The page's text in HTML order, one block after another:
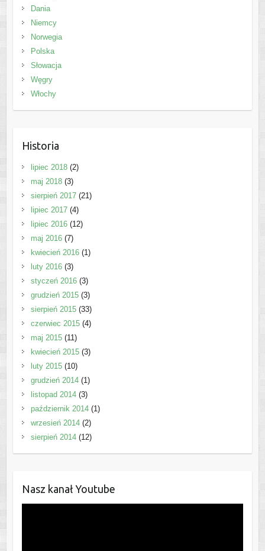
Dania
Niemcy
Norwegia
Polska
Słowacja
Węgry
Włochy
Historia
lipiec 2018(2)
maj 2018(3)
sierpień 2017(21)
lipiec 2017(4)
lipiec 2016(12)
maj 2016(7)
kwiecień 2016(1)
luty 2016(3)
styczeń 2016(3)
grudzień 2015(3)
sierpień 2015(33)
czerwiec 2015(4)
maj 2015(11)
kwiecień 2015(3)
luty 2015(10)
grudzień 2014(1)
listopad 2014(3)
październik 2014(1)
wrzesień 2014(2)
sierpień 2014(12)
Nasz kanał Youtube